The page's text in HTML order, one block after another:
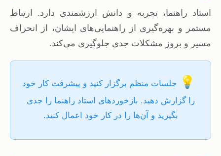
استاد راهنما، تجربه و دانش ارزشمندی دارد. ارتباط
مستمر و بهره‌گیری از راهنمایی‌های ایشان، از انحراف
مسیر و بروز مشکلات جدی جلوگیری می‌کند.
💡 جلسات منظم برگزار کنید و پیشرفت کار خود
را گزارش دهید. بازخوردهای استاد راهنما را جدی
بگیرید و آن‌ها را در کار خود اعمال کنید.